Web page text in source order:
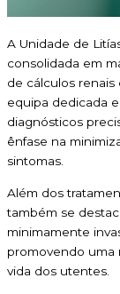
A Unidade de
consolidada em
de cálculos renais
equipa dedicada
diagnósticos
ênfase na
sintomas.
Além dos
também se
minimamente
promovendo uma
vida dos utentes.